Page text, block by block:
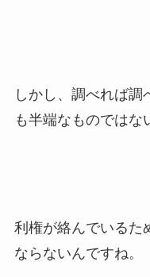
しかし、調べれば調
も半端なものではな
利権が絡んでいるた
ならないんですね。